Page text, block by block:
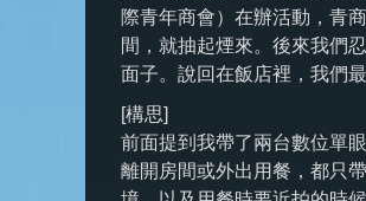
際青年商會）在辦活動，青
間，就抽起煙來。後來我們
面子。說回在飯店裡，我們
[構思]
前面提到我帶了兩台數位單
離開房間或外出用餐，都只